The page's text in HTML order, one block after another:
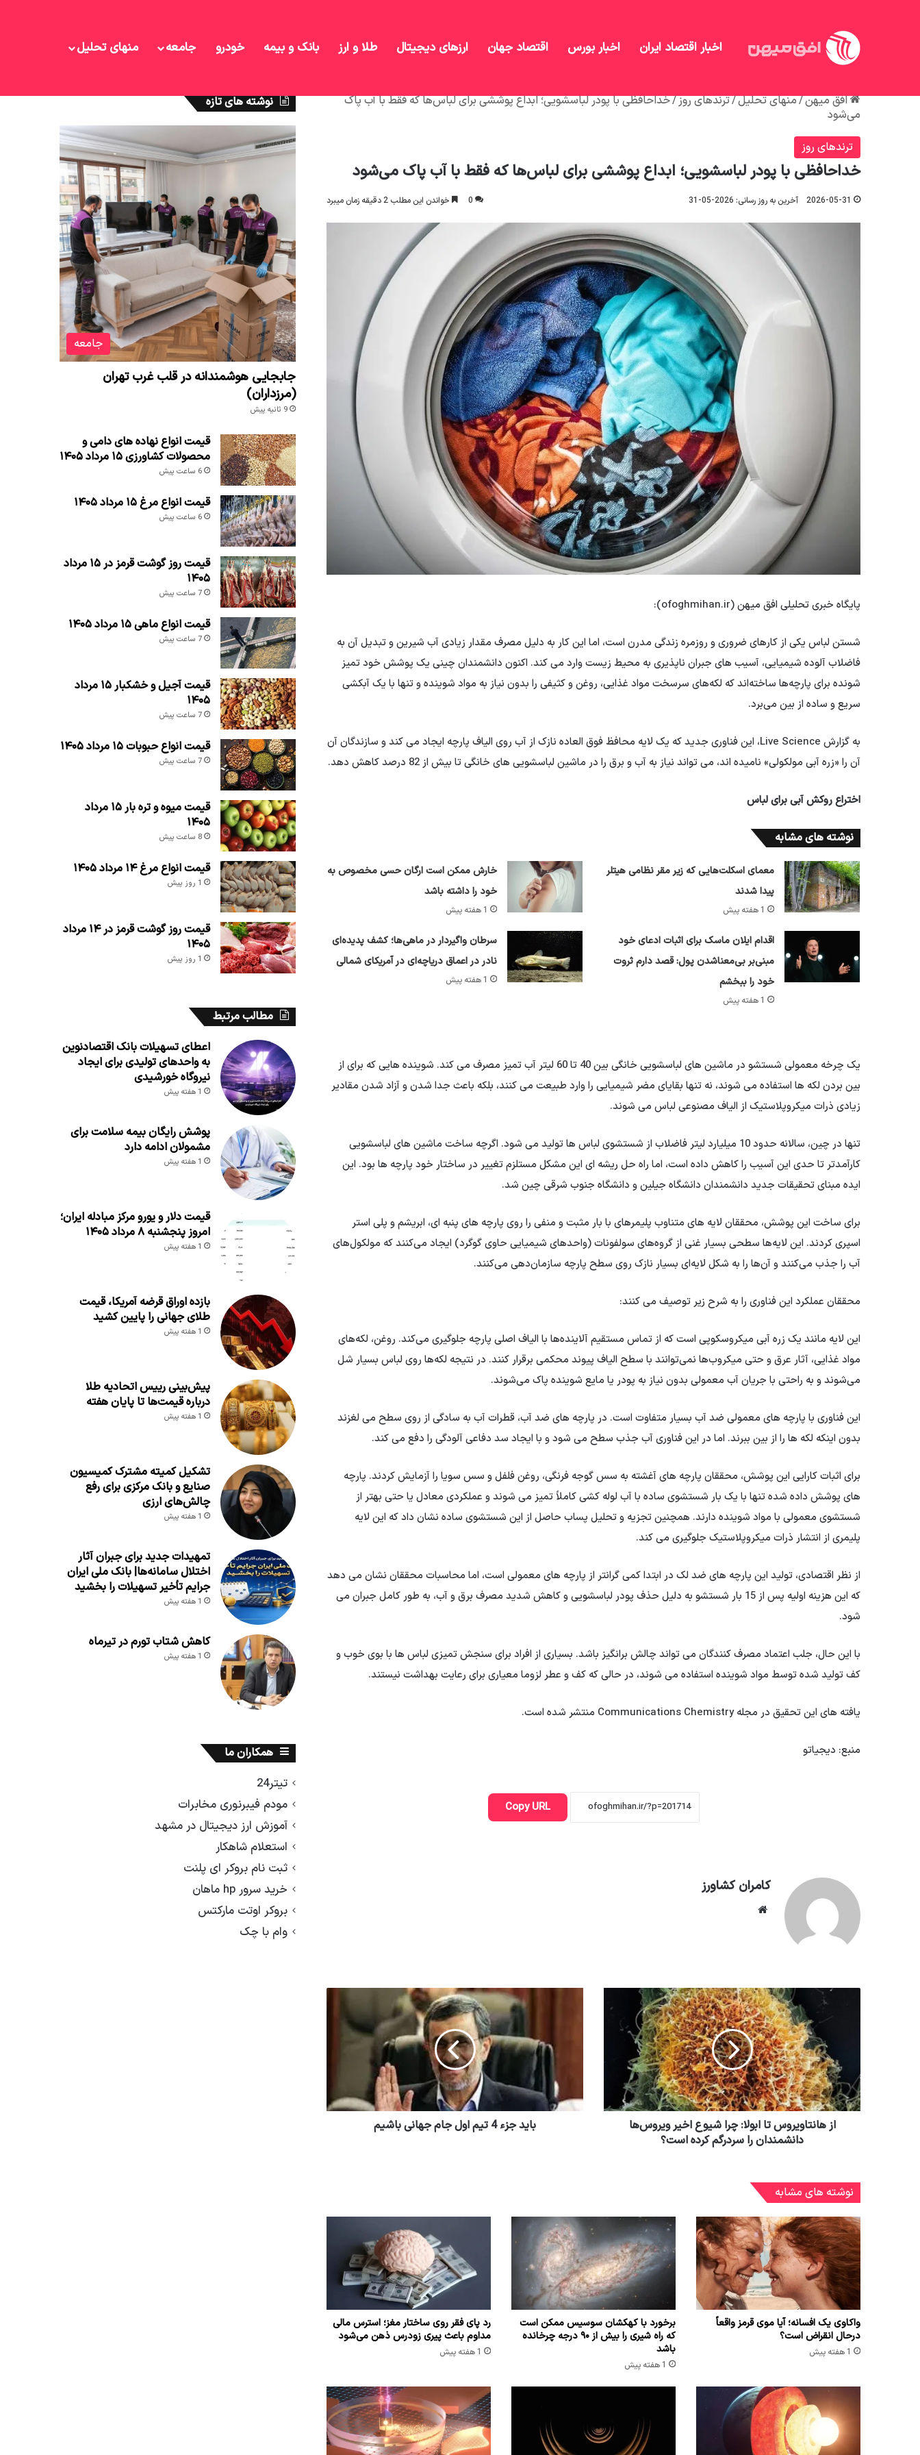
اخبار اقتصاد ایران اخبار بورس اقتصاد جهان ارزهای دیجیتال طلا و ارز بانک و بیمه خودرو جامعه منهای تحلیل
افق میهن/منهای تحلیل/ترندهای روز/خداحافظی با پودر لباسشویی؛ ابداع پوششی برای لباس‌ها که فقط با آب پاک
می‌شود
ترندهای روز
خداحافظی با پودر لباسشویی؛ ابداع پوششی برای لباس‌ها که فقط با آب پاک می‌شود
2026-05-31 آخرین به روز رسانی: 2026-05-31 0 خواندن این مطلب 2 دقیقه زمان میبرد
پایگاه خبری تحلیلی افق میهن (ofoghmihan.ir):
شستن لباس یکی از کارهای ضروری و روزمره زندگی مدرن است، اما این کار به دلیل مصرف مقدار زیادی آب شیرین و تبدیل آن به
فاضلاب آلوده شیمیایی، آسیب های جبران ناپذیری به محیط زیست وارد می کند. اکنون دانشمندان چینی یک پوشش خود تمیز
شونده برای پارچه‌ها ساخته‌اند که لکه‌های سرسخت مواد غذایی، روغن و کثیفی را بدون نیاز به مواد شوینده و تنها با یک آبکشی
سریع و ساده از بین می‌برد.
به گزارش Live Science، این فناوری جدید که یک لایه محافظ فوق العاده نازک از آب روی الیاف پارچه ایجاد می کند و سازندگان آن
آن را «زره آبی مولکولی» نامیده اند، می تواند نیاز به آب و برق را در ماشین لباسشویی های خانگی تا بیش از 82 درصد کاهش دهد.
اختراع روکش آبی برای لباس
نوشته های مشابه
معمای اسکلت‌هایی که زیر مقر نظامی هیتلر
پیدا شدند
1 هفته پیش
خارش ممکن است ارگان حسی مخصوص به
خود را داشته باشد
1 هفته پیش
اقدام ایلان ماسک برای اثبات ادعای خود
مبنی‌بر بی‌معناشدن پول: قصد دارم ثروت
خود را ببخشم
1 هفته پیش
سرطان واگیردار در ماهی‌ها؛ کشف پدیده‌ای
نادر در اعماق دریاچه‌ای در آمریکای شمالی
1 هفته پیش
یک چرخه معمولی شستشو در ماشین های لباسشویی خانگی بین 40 تا 60 لیتر آب تمیز مصرف می کند. شوینده هایی که برای از
بین بردن لکه ها استفاده می شوند، نه تنها بقایای مضر شیمیایی را وارد طبیعت می کنند، بلکه باعث جدا شدن و آزاد شدن مقادیر
زیادی ذرات میکروپلاستیک از الیاف مصنوعی لباس می شوند.
تنها در چین، سالانه حدود 10 میلیارد لیتر فاضلاب از شستشوی لباس ها تولید می شود. اگرچه ساخت ماشین های لباسشویی
کارآمدتر تا حدی این آسیب را کاهش داده است، اما راه حل ریشه ای این مشکل مستلزم تغییر در ساختار خود پارچه ها بود. این
ایده مبنای تحقیقات جدید دانشمندان دانشگاه جیلین و دانشگاه جنوب شرقی چین شد.
برای ساخت این پوشش، محققان لایه های متناوب پلیمرهای با بار مثبت و منفی را روی پارچه های پنبه ای، ابریشم و پلی استر
اسپری کردند. این لایه‌ها سطحی بسیار غنی از گروه‌های سولفونات (واحدهای شیمیایی حاوی گوگرد) ایجاد می‌کنند که مولکول‌های
آب را جذب می‌کنند و آن‌ها را به شکل لایه‌ای بسیار نازک روی سطح پارچه سازمان‌دهی می‌کنند.
محققان عملکرد این فناوری را به شرح زیر توصیف می کنند:
این لایه مانند یک زره آبی میکروسکوپی است که از تماس مستقیم آلاینده‌ها با الیاف اصلی پارچه جلوگیری می‌کند. روغن، لکه‌های
مواد غذایی، آثار عرق و حتی میکروب‌ها نمی‌توانند با سطح الیاف پیوند محکمی برقرار کنند. در نتیجه لکه‌ها روی لباس بسیار شل
می‌شوند و به راحتی با جریان آب معمولی بدون نیاز به پودر یا مایع شوینده پاک می‌شوند.
این فناوری با پارچه های معمولی ضد آب بسیار متفاوت است. در پارچه های ضد آب، قطرات آب به سادگی از روی سطح می لغزند
بدون اینکه لکه ها را از بین ببرند. اما در این فناوری آب جذب سطح می شود و با ایجاد سد دفاعی آلودگی را دفع می کند.
برای اثبات کارایی این پوشش، محققان پارچه های آغشته به سس گوجه فرنگی، روغن فلفل و سس سویا را آزمایش کردند. پارچه
های پوشش داده شده تنها با یک بار شستشوی ساده با آب لوله کشی کاملاً تمیز می شوند و عملکردی معادل یا حتی بهتر از
شستشوی معمولی با مواد شوینده دارند. همچنین تجزیه و تحلیل پساب حاصل از این شستشوی ساده نشان داد که این لایه
پلیمری از انتشار ذرات میکروپلاستیک جلوگیری می کند.
از نظر اقتصادی، تولید این پارچه های ضد لک در ابتدا کمی گرانتر از پارچه های معمولی است، اما محاسبات محققان نشان می دهد
که این هزینه اولیه پس از 15 بار شستشو به دلیل حذف پودر لباسشویی و کاهش شدید مصرف برق و آب، به طور کامل جبران می
شود.
با این حال، جلب اعتماد مصرف کنندگان می تواند چالش برانگیز باشد. بسیاری از افراد برای سنجش تمیزی لباس ها با بوی خوب و
کف تولید شده توسط مواد شوینده استفاده می شوند، در حالی که کف و عطر لزوما معیاری برای رعایت بهداشت نیستند.
یافته های این تحقیق در مجله Communications Chemistry منتشر شده است.
منبع: دیجیاتو
Copy URL
کامران کشاورز
از هانتاویروس تا ابولا: چرا شیوع اخیر ویروس‌ها
دانشمندان را سردرگم کرده است؟
باید جزء 4 تیم اول جام جهانی باشیم
نوشته های مشابه
واکاوی یک افسانه؛ آیا موی قرمز واقعاً
درحال انقراض است؟
1 هفته پیش
برخورد با کهکشان سوسیس ممکن است
که راه شیری را بیش از ۹۰ درجه چرخانده
باشد
1 هفته پیش
رد پای فقر روی ساختار مغز؛ استرس مالی
مداوم باعث پیری زودرس ذهن می‌شود
1 هفته پیش
نوشته های تازه
جامعه
جابجایی هوشمندانه در قلب غرب تهران
(مرزداران)
9 ثانیه پیش
قیمت انواع نهاده های دامی و
محصولات کشاورزی ۱۵ مرداد ۱۴۰۵
6 ساعت پیش
قیمت انواع مرغ ۱۵ مرداد ۱۴۰۵
6 ساعت پیش
قیمت روز گوشت قرمز در ۱۵ مرداد
۱۴۰۵
7 ساعت پیش
قیمت انواع ماهی ۱۵ مرداد ۱۴۰۵
7 ساعت پیش
قیمت آجیل و خشکبار ۱۵ مرداد
۱۴۰۵
7 ساعت پیش
قیمت انواع حبوبات ۱۵ مرداد ۱۴۰۵
7 ساعت پیش
قیمت میوه و تره بار ۱۵ مرداد
۱۴۰۵
8 ساعت پیش
قیمت انواع مرغ ۱۴ مرداد ۱۴۰۵
1 روز پیش
قیمت روز گوشت قرمز در ۱۴ مرداد
۱۴۰۵
1 روز پیش
مطالب مرتبط
اعطای تسهیلات بانک اقتصادنوین
به واحدهای تولیدی برای ایجاد
نیروگاه خورشیدی
1 هفته پیش
پوشش رایگان بیمه سلامت برای
مشمولان ادامه دارد
1 هفته پیش
قیمت دلار و یورو مرکز مبادله ایران؛
امروز پنجشنبه ۸ مرداد ۱۴۰۵
1 هفته پیش
بازده اوراق قرضه آمریکا، قیمت
طلای جهانی را پایین کشید
1 هفته پیش
پیش‌بینی رییس اتحادیه طلا
درباره قیمت‌ها تا پایان هفته
1 هفته پیش
تشکیل کمیته مشترک کمیسیون
صنایع و بانک مرکزی برای رفع
چالش‌های ارزی
1 هفته پیش
تمهیدات جدید برای جبران آثار
اختلال سامانه‌ها| بانک ملی ایران
جرایم تأخیر تسهیلات را بخشید
1 هفته پیش
کاهش شتاب تورم در تیرماه
1 هفته پیش
همکاران ما
تیتر24
مودم فیبرنوری مخابرات
آموزش ارز دیجیتال در مشهد
استعلام شاهکار
ثبت نام بروکر ای پلنت
خرید سرور hp ماهان
بروکر اوتت مارکتس
وام با چک